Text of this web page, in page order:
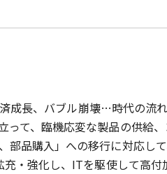
長、バブル崩壊…時代の流
って、臨機応変な製品の供給
品購入」への移行に対応し
・強化し、ITを駆使して高